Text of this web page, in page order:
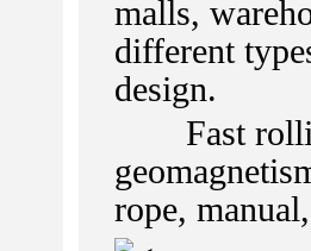
malls,
different
design.
Fast
rope,